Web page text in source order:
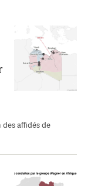
affidés de